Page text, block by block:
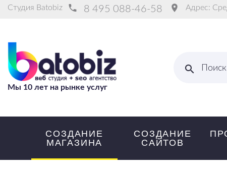
Студия Batobiz 8 495 088-46-58 Адрес:
Мы 10 лет на рынке услуг
Поиск
СОЗДАНИЕ
МАГАЗИНА
СОЗДАНИЕ
САЙТОВ